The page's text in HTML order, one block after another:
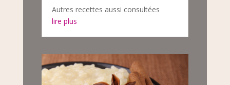
Autres recettes aussi consultées
lire plus